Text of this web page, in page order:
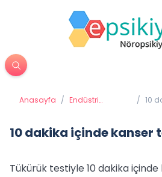
Anasayfa / Endüstri
/ 10
10 dakika içinde kanser
Tükürük testiyle 10 dakika